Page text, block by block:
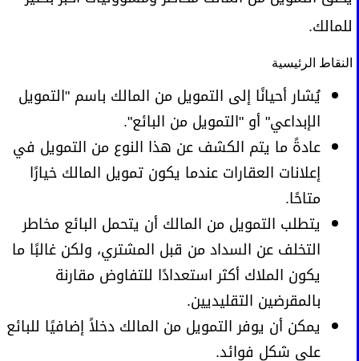
للمالك.
النقاط الرئيسية
يُشار أحيانًا إلى التمويل من المالك باسم "التمويل
الإبداعي" أو "التمويل من البائع".
عادةً ما يتم الكشف عن هذا النوع من التمويل في
إعلانات العقارات عندما يكون تمويل المالك خيارًا
متاحًا.
يتطلب التمويل من المالك أن يتحمل البائع مخاطر
التخلف عن السداد من قبل المشتري، ولكن غالبًا ما
يكون الملاك أكثر استعدادًا للتفاوض مقارنة
بالمقرضين التقليديين.
يمكن أن يوفر التمويل من المالك دخلاً إضافيًا للبائع
على شكل فوائد.